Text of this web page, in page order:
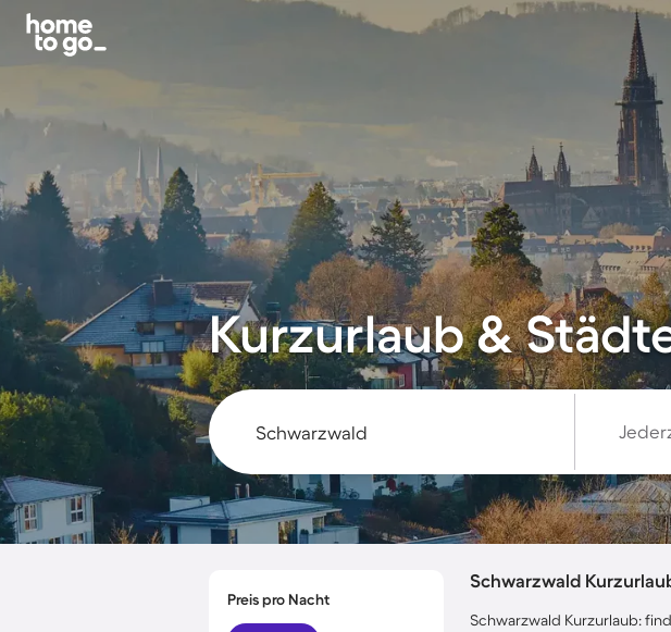
Kurzurlaub &
Preis pro Nacht
Schwarzwald
Schwarzwald Kurzurlaub: